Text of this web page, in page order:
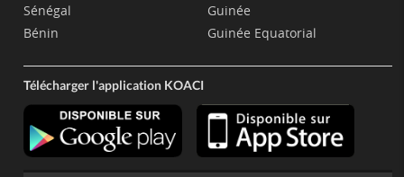
Sénégal
Bénin
Guinée
Guinée Equatorial
Télécharger l'application KOACI